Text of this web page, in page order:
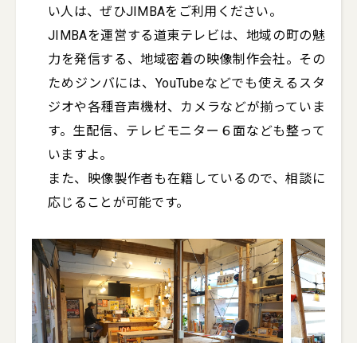
い人は、ぜひJIMBAをご利用ください。
JIMBAを運営する道東テレビは、地域の町の魅
力を発信する、地域密着の映像制作会社。その
ためジンバには、YouTubeなどでも使えるスタ
ジオや各種音声機材、カメラなどが揃っていま
す。生配信、テレビモニター６面なども整って
いますよ。
また、映像製作者も在籍しているので、相談に